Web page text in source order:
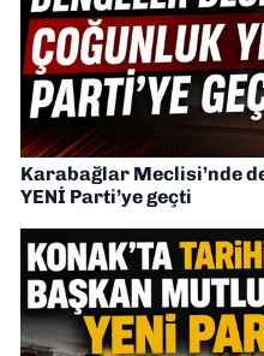
Karabağlar Meclisi’nde
YENİ Parti’ye geçti